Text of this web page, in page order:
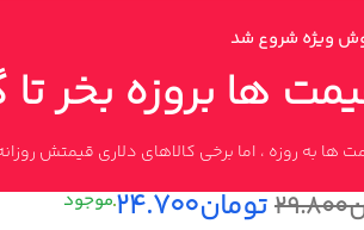
ویژه شروع شد
ها بروزه بخر
ها به روزه ، اما برخی کالاهای دلاری قیمتش
۲۹.۸۰۰تومان۲۴.۷۰۰